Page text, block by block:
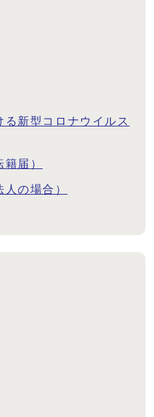
新型コロナウイルス
届）
の場合）